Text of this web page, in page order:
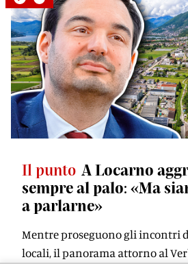
Il punto A Locarno
sempre al palo: «Ma
a parlarne»
Mentre proseguono gli incontri
locali, il panorama attorno al